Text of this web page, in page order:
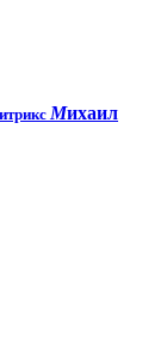
Михаил